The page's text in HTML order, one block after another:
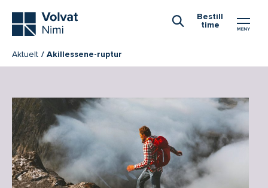
Bestill
time
Aktuelt Akillessene-ruptur